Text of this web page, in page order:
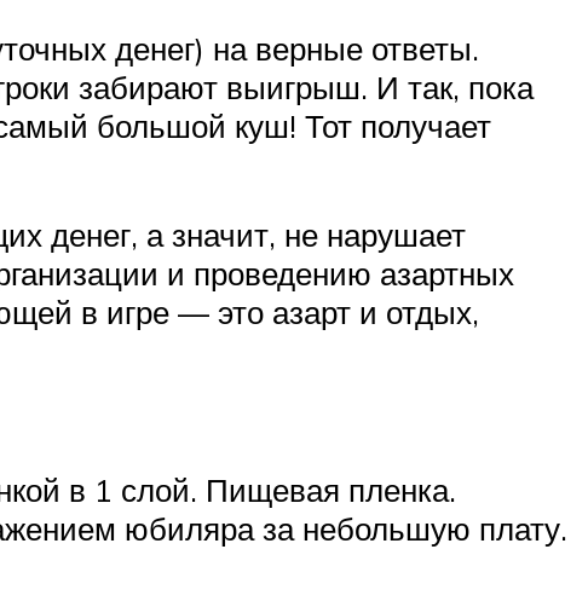
денег) на верные ответы.
забирают выигрыш. И так, пока
большой куш! Тот получает
денег, а значит, не нарушает
и проведению азартных
в игре — это азарт и отдых,
в 1 слой. Пищевая пленка.
юбиляра за небольшую плату.